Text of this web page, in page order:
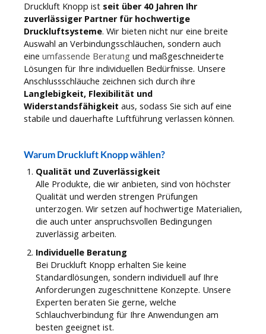
Druckluft Knopp ist seit über 40 Jahren Ihr
zuverlässiger Partner für hochwertige
Druckluftsysteme. Wir bieten nicht nur eine breite
Auswahl an Verbindungsschläuchen, sondern auch
eine umfassende Beratung und maßgeschneiderte
Lösungen für Ihre individuellen Bedürfnisse. Unsere
Anschlussschläuche zeichnen sich durch ihre
Langlebigkeit, Flexibilität und
Widerstandsfähigkeit aus, sodass Sie sich auf eine
stabile und dauerhafte Luftführung verlassen können.
Warum Druckluft Knopp wählen?
Qualität und Zuverlässigkeit
Alle Produkte, die wir anbieten, sind von höchster
Qualität und werden strengen Prüfungen
unterzogen. Wir setzen auf hochwertige Materialien,
die auch unter anspruchsvollen Bedingungen
zuverlässig arbeiten.
Individuelle Beratung
Bei Druckluft Knopp erhalten Sie keine
Standardlösungen, sondern individuell auf Ihre
Anforderungen zugeschnittene Konzepte. Unsere
Experten beraten Sie gerne, welche
Schlauchverbindung für Ihre Anwendungen am
besten geeignet ist.